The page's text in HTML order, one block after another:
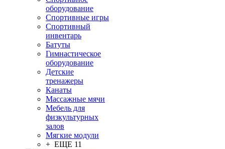
оборудование
Спортивные игры
Спортивный
инвентарь
Батуты
Гимнастическое
оборудование
Детские
тренажеры
Канаты
Массажные мячи
Мебель для
физкультурных
залов
Мягкие модули
+ ЕЩЕ 11